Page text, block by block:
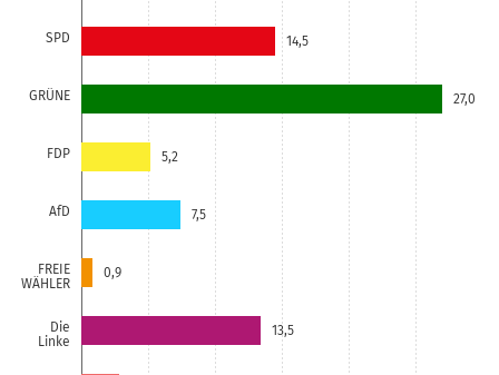
SPD
GRÜNE
FDP
AfD
FREIE
WÄHLER
Die
Linke
14,5
27,0
5,2
7,5
0,9
13,5